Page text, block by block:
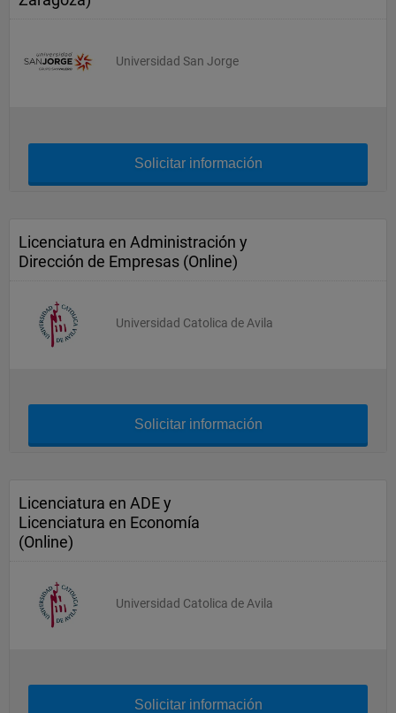
Universidad San Jorge
Solicitar información
Licenciatura en Administración y
Dirección de Empresas (Online)
Universidad Catolica de Avila
Solicitar información
Licenciatura en ADE y
Licenciatura en Economía
(Online)
Universidad Catolica de Avila
Solicitar información